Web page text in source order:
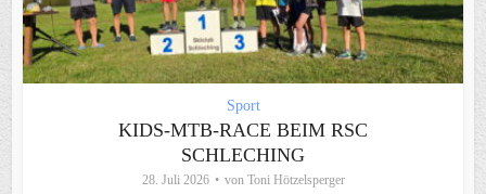
Sport
KIDS-MTB-RACE BEIM RSC
SCHLECHING
28. Juli 2026 von Toni Hötzelsperger